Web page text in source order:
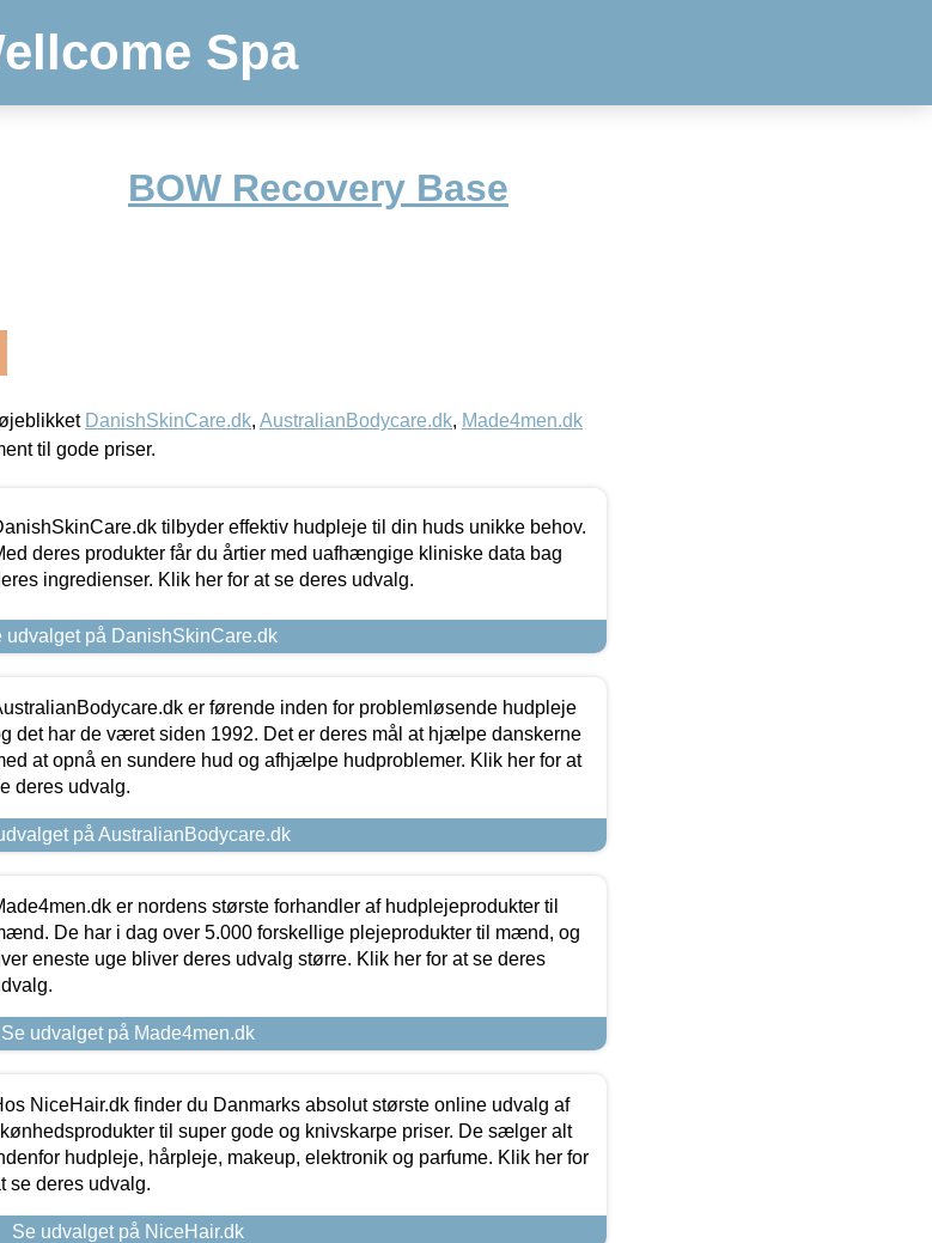
Spa
BOW Recovery Base
DanishSkinCare.dk, AustralianBodycare.dk, Made4men.dk
til gode priser.
tilbyder effektiv hudpleje til din huds unikke behov.
deres produkter får du årtier med uafhængige kliniske data bag
ingredienser. Klik her for at se deres udvalg.
udvalget på DanishSkinCare.dk
er førende inden for problemløsende hudpleje
det har de været siden 1992. Det er deres mål at hjælpe danskerne
at opnå en sundere hud og afhjælpe hudproblemer. Klik her for at
deres udvalg.
på AustralianBodycare.dk
er nordens største forhandler af hudplejeprodukter til
De har i dag over 5.000 forskellige plejeprodukter til mænd, og
eneste uge bliver deres udvalg større. Klik her for at se deres
Se udvalget på Made4men.dk
NiceHair.dk finder du Danmarks absolut største online udvalg af
til super gode og knivskarpe priser. De sælger alt
hudpleje, hårpleje, makeup, elektronik og parfume. Klik her for
se deres udvalg.
Se udvalget på NiceHair.dk